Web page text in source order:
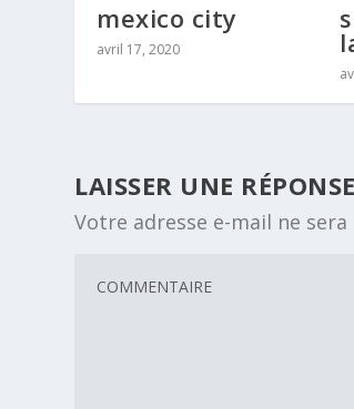
mexico city
avril 17, 2020
LAISSER UNE RÉPONSE
Votre adresse e-mail ne